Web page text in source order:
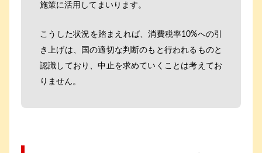
施策に活用してまいります。
こうした状況を踏まえれば、消費税率10%への引
き上げは、国の適切な判断のもと行われるものと
認識しており、中止を求めていくことは考えてお
りません。